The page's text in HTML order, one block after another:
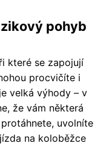
pohyb
které se zapojují
procvičíte i
velká výhody – v
že vám některá
uvolníte
na koloběžce